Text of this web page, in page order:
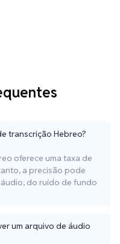
transcrição Hebreo?
oferece uma taxa de
a precisão pode
do ruído de fundo
um arquivo de áudio